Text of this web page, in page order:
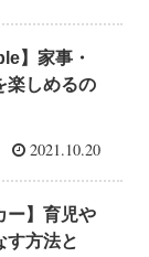
】家事・
楽しめるの
2021.10.20
ー】育児や
す方法と